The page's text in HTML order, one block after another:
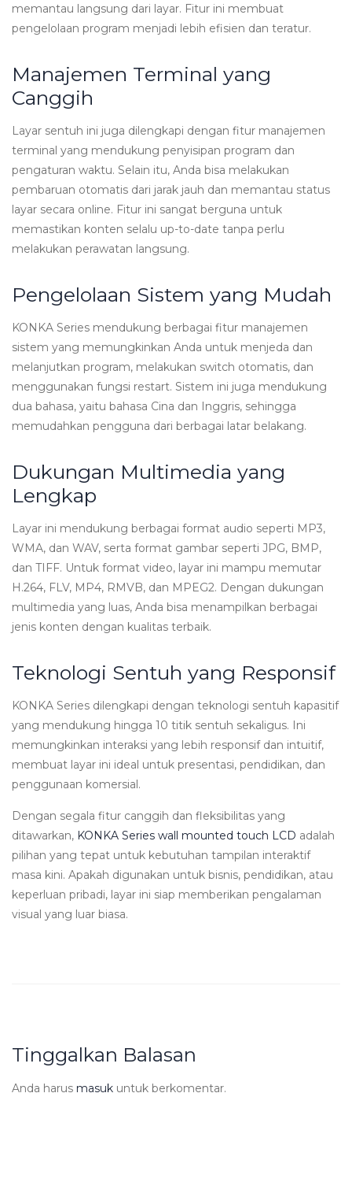
memantau langsung dari layar. Fitur ini membuat
pengelolaan program menjadi lebih efisien dan teratur.
Manajemen Terminal yang
Canggih
Layar sentuh ini juga dilengkapi dengan fitur manajemen
terminal yang mendukung penyisipan program dan
pengaturan waktu. Selain itu, Anda bisa melakukan
pembaruan otomatis dari jarak jauh dan memantau status
layar secara online. Fitur ini sangat berguna untuk
memastikan konten selalu up-to-date tanpa perlu
melakukan perawatan langsung.
Pengelolaan Sistem yang Mudah
KONKA Series mendukung berbagai fitur manajemen
sistem yang memungkinkan Anda untuk menjeda dan
melanjutkan program, melakukan switch otomatis, dan
menggunakan fungsi restart. Sistem ini juga mendukung
dua bahasa, yaitu bahasa Cina dan Inggris, sehingga
memudahkan pengguna dari berbagai latar belakang.
Dukungan Multimedia yang
Lengkap
Layar ini mendukung berbagai format audio seperti MP3,
WMA, dan WAV, serta format gambar seperti JPG, BMP,
dan TIFF. Untuk format video, layar ini mampu memutar
H.264, FLV, MP4, RMVB, dan MPEG2. Dengan dukungan
multimedia yang luas, Anda bisa menampilkan berbagai
jenis konten dengan kualitas terbaik.
Teknologi Sentuh yang Responsif
KONKA Series dilengkapi dengan teknologi sentuh kapasitif
yang mendukung hingga 10 titik sentuh sekaligus. Ini
memungkinkan interaksi yang lebih responsif dan intuitif,
membuat layar ini ideal untuk presentasi, pendidikan, dan
penggunaan komersial.
Dengan segala fitur canggih dan fleksibilitas yang
ditawarkan, KONKA Series wall mounted touch LCD adalah
pilihan yang tepat untuk kebutuhan tampilan interaktif
masa kini. Apakah digunakan untuk bisnis, pendidikan, atau
keperluan pribadi, layar ini siap memberikan pengalaman
visual yang luar biasa.
Tinggalkan Balasan
Anda harus masuk untuk berkomentar.